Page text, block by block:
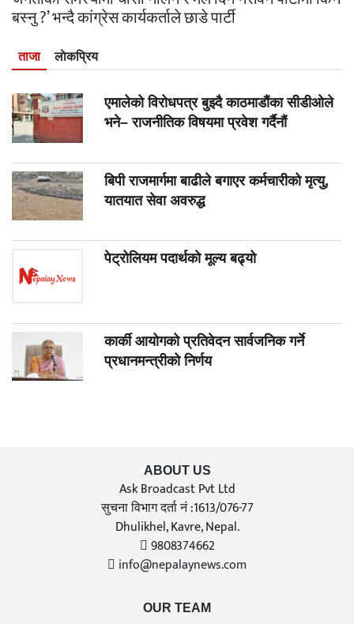
बस्नु ?’ भन्दै कांग्रेस कार्यकर्ताले छाडे पार्टी
ताजा लाेकप्रिय
एमालेको विरोधपत्र बुझ्दै काठमाडौंका सीडीओले
भने– राजनीतिक विषयमा प्रवेश गर्दैनौं
बिपी राजमार्गमा बाढीले बगाएर कर्मचारीको मृत्यु,
यातयात सेवा अवरुद्ध
पेट्रोलियम पदार्थको मूल्य बढ्यो
कार्की आयोगको प्रतिवेदन सार्वजनिक गर्ने
प्रधानमन्त्रीको निर्णय
ABOUT US
Ask Broadcast Pvt Ltd
सुचना विभाग दर्ता नं :1613/076-77
Dhulikhel, Kavre, Nepal.
9808374662
info@nepalaynews.com
OUR TEAM